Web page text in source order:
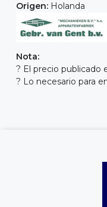
Origen: Holanda
Nota:
? El precio publicado
? Lo necesario para